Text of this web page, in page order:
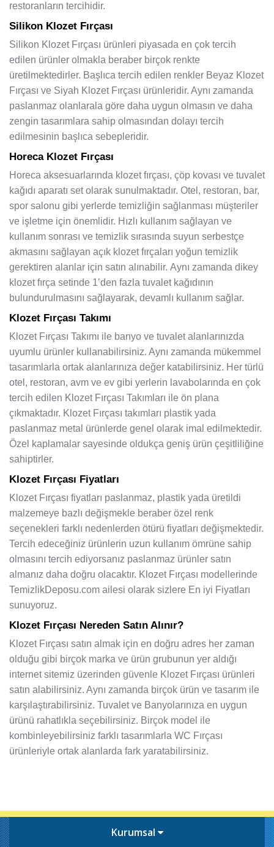
restoranların tercihidir.
Silikon Klozet Fırçası
Silikon Klozet Fırçası ürünleri piyasada en çok tercih
edilen ürünler olmakla beraber birçok renkte
üretilmektedirler. Başlıca tercih edilen renkler Beyaz Klozet
Fırçası ve Siyah Klozet Fırçası ürünleridir. Aynı zamanda
paslanmaz olanlarala göre daha uygun olmasın ve daha
zengin tasarımlara sahip olmasından dolayı tercih
edilmesinin başlıca sebepleridir.
Horeca Klozet Fırçası
Horeca aksesuarlarında klozet fırçası, çöp kovası ve tuvalet
kağıdı aparatı set olarak sunulmaktadır. Otel, restoran, bar,
spor salonu gibi yerlerde temizliğin sağlanması müşteriler
ve işletme için önemlidir. Hızlı kullanım sağlayan ve
kullanım sonrası ve temizlik sırasında suyun serbestçe
akmasını sağlayan açık klozet fırçaları yoğun temizlik
gerektiren alanlar için satın alınabilir. Aynı zamanda dikey
klozet fırça setinde 1’den fazla tuvalet kağıdının
bulundurulmasını sağlayarak, devamlı kullanım sağlar.
Klozet Fırçası Takımı
Klozet Fırçası Takımı ile banyo ve tuvalet alanlarınızda
uyumlu ürünler kullanabilirsiniz. Aynı zamanda mükemmel
tasarımlarla ortak alanlarınıza değer katabilirsiniz. Her türlü
otel, restoran, avm ve ev gibi yerlerin lavabolarında en çok
tercih edilen Klozet Fırçası Takımları ile ön plana
çıkmaktadır. Klozet Fırçası takımları plastik yada
paslanmaz metal ürünlerde genel olarak imal edilmektedir.
Özel kaplamalar sayesinde oldukça geniş ürün çeşitliliğine
sahiptirler.
Klozet Fırçası Fiyatları
Klozet Fırçası fiyatları paslanmaz, plastik yada üretildi
malzemeye bazlı değişmekle beraber özel renk
seçenekleri farklı nedenlerden ötürü fiyatları değişmektedir.
Tercih edeceğiniz ürünlerin uzun kullanım ömrüne sahip
olmasını tercih ediyorsanız paslanmaz ürünler satın
almanız daha doğru olacaktır. Klozet Fırçası modellerinde
TemizlikDeposu.com ailesi olarak sizlere En iyi Fiyatları
sunuyoruz.
Klozet Fırçası Nereden Satın Alınır?
Klozet Fırçası satın almak için en doğru adres her zaman
olduğu gibi birçok marka ve ürün grubunun yer aldığı
internet sitemiz üzerinden güvenle Klozet Fırçası ürünleri
satın alabilirsiniz. Aynı zamanda birçok ürün ve tasarım ile
karşılaştırabilirsiniz. Tuvalet ve Banyolarınıza en uygun
ürünü rahatlıkla seçebilirsiniz. Birçok model ile
kombinleyebilirsiniz farklı tasarımlarla WC Fırçası
ürünleriyle ortak alanlarda fark yaratabilirsiniz.
Kurumsal